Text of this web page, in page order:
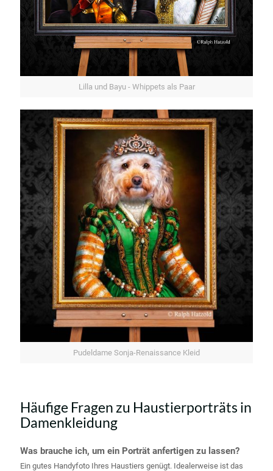
Lilla und Bayu - Whippets als Paar
Pudeldame Sonja-Renaissance Kleid
Häufige Fragen zu Haustierporträts in
Damenkleidung
Was brauche ich, um ein Porträt anfertigen zu lassen?
Ein gutes Handyfoto Ihres Haustiers genügt. Idealerweise ist das